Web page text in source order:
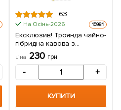
63
На Осінь-2026 15981
Ексклюзив! Троянда чайно-
гібридна кавова з
блискучим листям
"Лакшері" (Luxury)
(саджанець класу АА +,
преміальний рясно
квітучий сорт) 1 саджанець
в упаковці
ціна 230 грн
- +
КУПИТИ